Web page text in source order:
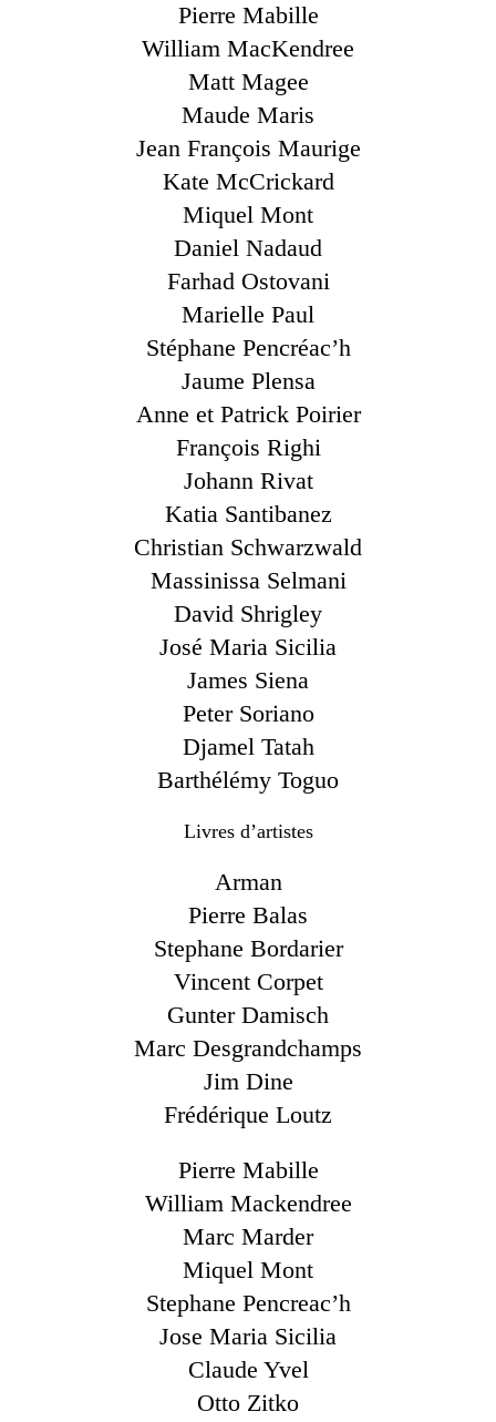
Pierre Mabille
William MacKendree
Matt Magee
Maude Maris
Jean François Maurige
Kate McCrickard
Miquel Mont
Daniel Nadaud
Farhad Ostovani
Marielle Paul
Stéphane Pencréac’h
Jaume Plensa
Anne et Patrick Poirier
François Righi
Johann Rivat
Katia Santibanez
Christian Schwarzwald
Massinissa Selmani
David Shrigley
José Maria Sicilia
James Siena
Peter Soriano
Djamel Tatah
Barthélémy Toguo
Livres d’artistes
Arman
Pierre Balas
Stephane Bordarier
Vincent Corpet
Gunter Damisch
Marc Desgrandchamps
Jim Dine
Frédérique Loutz
Pierre Mabille
William Mackendree
Marc Marder
Miquel Mont
Stephane Pencreac’h
Jose Maria Sicilia
Claude Yvel
Otto Zitko